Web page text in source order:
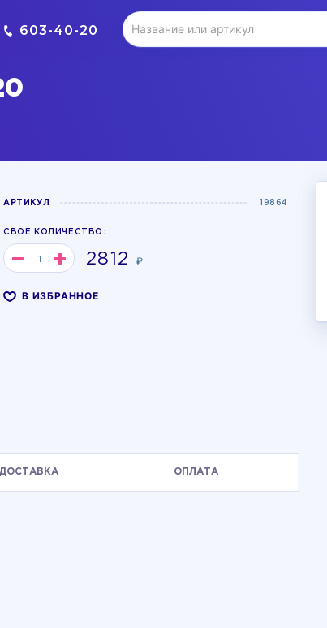
603-40-20
АРТИКУЛ 19864
СВОЕ КОЛИЧЕСТВО:
2812 ₽
В ИЗБРАННОЕ
ОПЛАТА